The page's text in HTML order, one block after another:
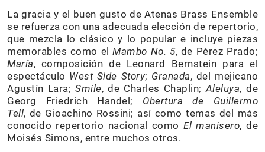
La gracia y el buen gusto de Atenas Brass Ensemble
se refuerza con una adecuada elección de repertorio,
que mezcla lo clásico y lo popular e incluye piezas
memorables como elMambo No. 5, de Pérez Prado;
María, composición de Leonard Bernstein para el
espectáculo West Side Story; Granada, del mejicano
Agustín Lara;Smile, de Charles Chaplin;Aleluya, de
Georg Friedrich Handel; Obertura de Guillermo
Tell, de Gioachino Rossini; así como temas del más
conocido repertorio nacional como El manisero, de
Moisés Simons, entre muchos otros.